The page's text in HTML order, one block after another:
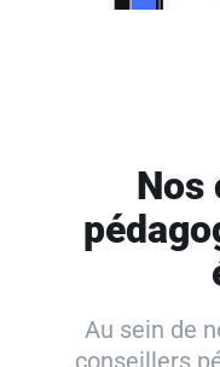
Nos
Au sein de
conseillers